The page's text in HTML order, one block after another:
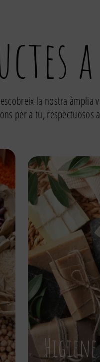
la nostra àmplia
per a tu, respectuosos